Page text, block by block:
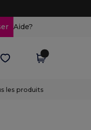
Aide?
les produits